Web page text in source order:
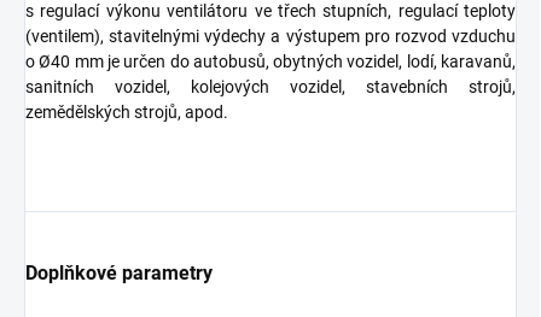
s regulací výkonu ventilátoru ve třech stupních, regulací teploty
(ventilem), stavitelnými výdechy a výstupem pro rozvod vzduchu
o Ø40 mm je určen do autobusů, obytných vozidel, lodí, karavanů,
sanitních vozidel, kolejových vozidel, stavebních strojů,
zemědělských strojů, apod.
Doplňkové parametry